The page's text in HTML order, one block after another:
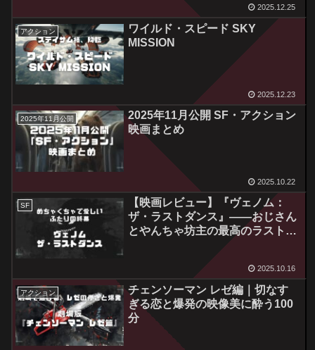
2025.12.25
アクション
ワイルド・スピード SKY
MISSION
2025.12.23
2025年11月公開
2025年11月公開 SF・アクション
映画まとめ
2025.10.22
SF
【映画レビュー】『ヴェノム：
ザ・ラストダンス』――おじさん
とやんちゃ坊主の最高のラストダ
2025.10.16
アクション
チェンソーマン レゼ編｜切なす
ぎる恋と爆発の映像美に酔う100
分